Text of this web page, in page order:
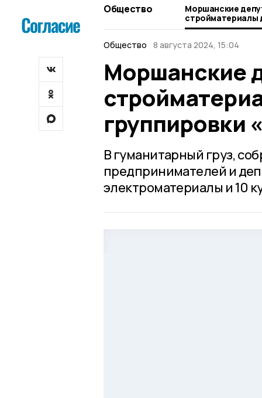
Общество
Моршанские
стройматериалы
группировки
Общество
8 августа 2024, 15:04
Моршанские
группировки
В гуманитарный груз,
предпринимателей и
электроматериалы и 10